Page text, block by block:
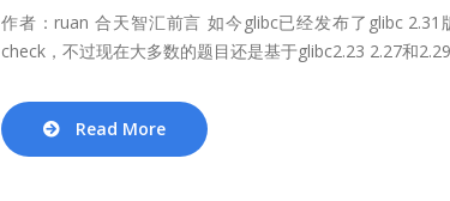
作者：ruan 合天智汇前言 如今glibc已经发布了glibc
check，不过现在大多数的题目还是基于glibc2.23 2.27和
Read More